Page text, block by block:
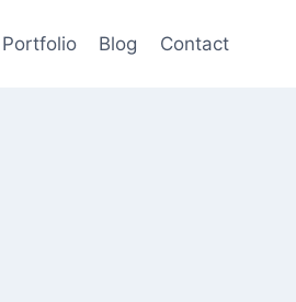
Portfolio Blog Contact